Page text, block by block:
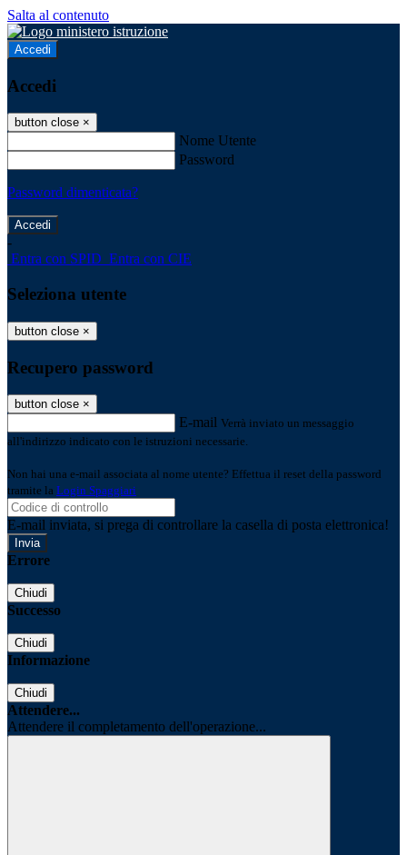
Salta al contenuto
Accedi
Accedi
button close ×
Nome Utente
Password
Password dimenticata?
-
Entra con SPID Entra con CIE
Seleziona utente
button close ×
Recupero password
button close ×
E-mail Verrà inviato un messaggio
all'indirizzo indicato con le istruzioni necessarie.
Non hai una e-mail associata al nome utente? Effettua il reset della password
tramite la Login Spaggiari
E-mail inviata, si prega di controllare la casella di posta elettronica!
Errore
Chiudi
Successo
Chiudi
Informazione
Chiudi
Attendere...
Attendere il completamento dell'operazione...